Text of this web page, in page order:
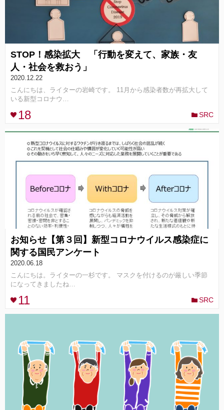
STOP！感染拡大 「行動を変えて、家族・友
人・社会を救おう」
2020.12.22
こんにちは、ライターの岩崎です。 11月から感染者数が再拡大して
いる新型コロナウ…
18 SRC
お知らせ【第３回】新型コロナウイルス感染症に
関する国民アンケート
2020.06.18
こんにちは。ライターの一杉です。 マスクを付けるのが厳しい季節
になってきましたね…
11 SRC